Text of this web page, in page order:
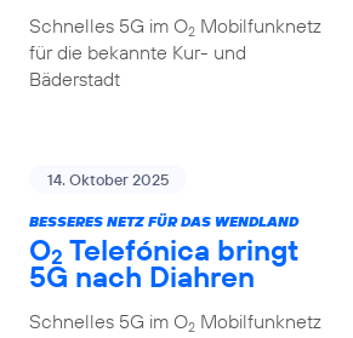
Schnelles 5G im O2Mobilfunknetz
für die bekannte Kur- und
Bäderstadt
14. Oktober 2025
BESSERES NETZ FÜR DAS WENDLAND
O2 Telefónica bringt
5G nach Diahren
Schnelles 5G im O2Mobilfunknetz